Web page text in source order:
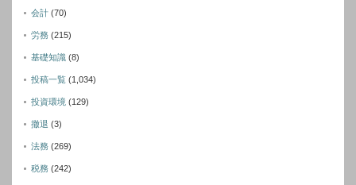
会計 (70)
労務 (215)
基礎知識 (8)
投稿一覧 (1,034)
投資環境 (129)
撤退 (3)
法務 (269)
税務 (242)